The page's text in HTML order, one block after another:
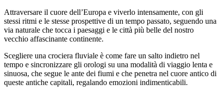
Attraversare il cuore dell’Europa e viverlo intensamente, con gli
stessi ritmi e le stesse prospettive di un tempo passato, seguendo una
via naturale che tocca i paesaggi e le città più belle del nostro
vecchio affascinante continente.
Scegliere una crociera fluviale è come fare un salto indietro nel
tempo e sincronizzare gli orologi su una modalità di viaggio lenta e
sinuosa, che segue le ante dei fiumi e che penetra nel cuore antico di
queste antiche capitali, regalando emozioni indimenticabili.